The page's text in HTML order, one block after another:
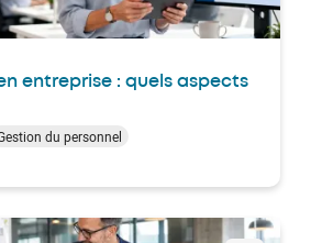
entreprise : quels aspects
du personnel